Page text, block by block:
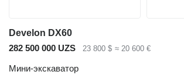
Develon DX60
282 500 000 UZS
23 800 $ ≈ 20 600 €
Мини-экскаватор